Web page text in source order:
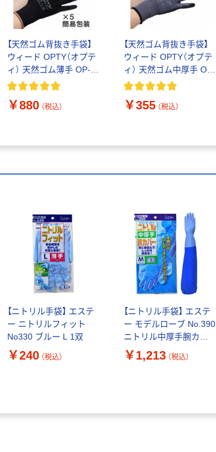
【天然ゴム背抜き手袋】
ウィード OPTY（オプテ
ィ） 天然ゴム薄手 OP-
280B ブラック L 1袋（5
￥880 （税込）
【天然ゴム背抜き手袋】
ウィード OPTY（オプテ
ィ） 天然ゴム中厚手 OP-
220 グレー M 1双
￥355 （税込）
【ニトリル手袋】 エステ
ー ニトリルフィット
No330 ブルー L 1双
￥240 （税込）
【ニトリル手袋】 エステ
ー モデルローブ No.390
ニトリル中厚手腕カバ
ー付 ブルー M 1双
￥1,213 （税込）